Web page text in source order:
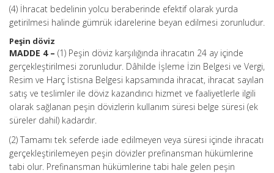
(4) İhracat bedelinin yolcu beraberinde efektif olarak yurda
getirilmesi halinde gümrük idarelerine beyan edilmesi zorunludur.
Peşin döviz
MADDE 4 – (1) Peşin döviz karşılığında ihracatın 24 ay içinde
gerçekleştirilmesi zorunludur. Dâhilde İşleme İzin Belgesi ve Vergi,
Resim ve Harç İstisna Belgesi kapsamında ihracat, ihracat sayılan
satış ve teslimler ile döviz kazandırıcı hizmet ve faaliyetlerle ilgili
olarak sağlanan peşin dövizlerin kullanım süresi belge süresi (ek
süreler dahil) kadardır.
(2) Tamamı tek seferde iade edilmeyen veya süresi içinde ihracatı
gerçekleştirilemeyen peşin dövizler prefinansman hükümlerine
tabi olur. Prefinansman hükümlerine tabi hale gelen peşin